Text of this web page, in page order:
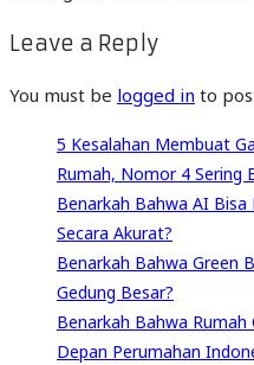
Leave a Reply
You must be logged in to
5 Kesalahan Membuat
Rumah, Nomor 4 Sering
Benarkah Bahwa AI
Secara Akurat?
Benarkah Bahwa Green
Gedung Besar?
Benarkah Bahwa
Depan Perumahan